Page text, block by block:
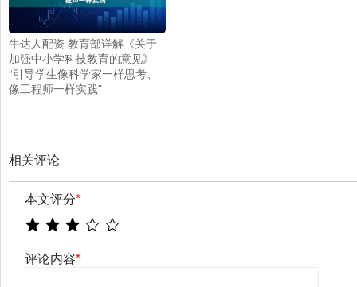
牛达人配资 教育部详解《关于
加强中小学科技教育的意见》
“引导学生像科学家一样思考、
像工程师一样实践”
相关评论
本文评分*
评论内容*